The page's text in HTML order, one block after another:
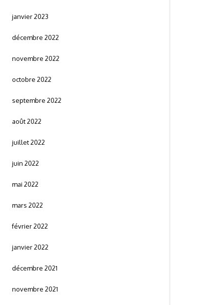
janvier 2023
décembre 2022
novembre 2022
octobre 2022
septembre 2022
août 2022
juillet 2022
juin 2022
mai 2022
mars 2022
février 2022
janvier 2022
décembre 2021
novembre 2021